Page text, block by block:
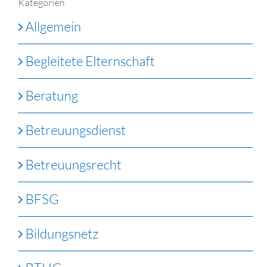
Kategorien
Allgemein
Begleitete Elternschaft
Beratung
Betreuungsdienst
Betreuungsrecht
BFSG
Bildungsnetz